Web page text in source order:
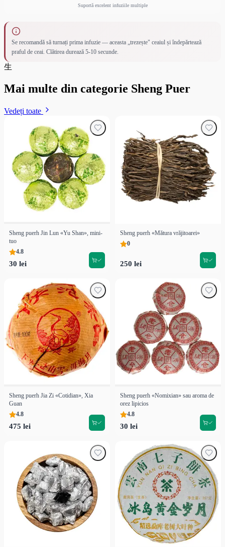
Suportă excelent infuziile multiple
Se recomandă să turnați prima infuzie — aceasta „trezește" ceaiul și îndepărtează
praful de ceai. Clătirea durează 5-10 secunde.
生
Mai multe din categorie Sheng Puer
Vedeți toate
Sheng puerh Jin Lun «Yu Shan», mini-
tuo
4.8
30 lei
Sheng puerh «Mătura vrăjitoarei»
0
250 lei
Sheng puerh Jia Zi «Cotidian», Xia
Guan
4.8
475 lei
Sheng puerh «Nomixian» sau aroma de
orez lipicios
4.8
30 lei